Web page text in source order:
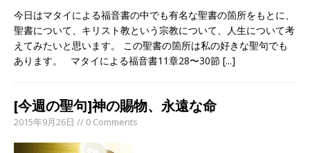
今日はマタイによる福音書の中でも有名な聖書の箇所をもとに、
聖書について、キリスト教という宗教について、人生について考
えてみたいと思います。 この聖書の箇所は私の好きな聖句でも
あります。 マタイによる福音書11章28〜30節 [...]
[今週の聖句]神の賜物、永遠な命
2015年9月26日 // 0 Comments